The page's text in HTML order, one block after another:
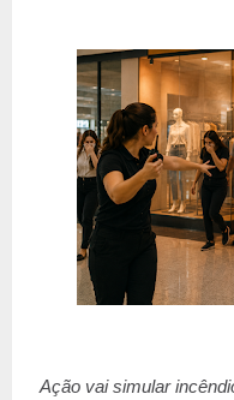
Ação vai simular